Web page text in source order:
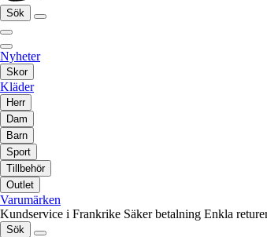
Sök
Nyheter
Skor
Kläder
Herr
Dam
Barn
Sport
Tillbehör
Outlet
Varumärken
Kundservice i Frankrike Säker betalning Enkla
Sök